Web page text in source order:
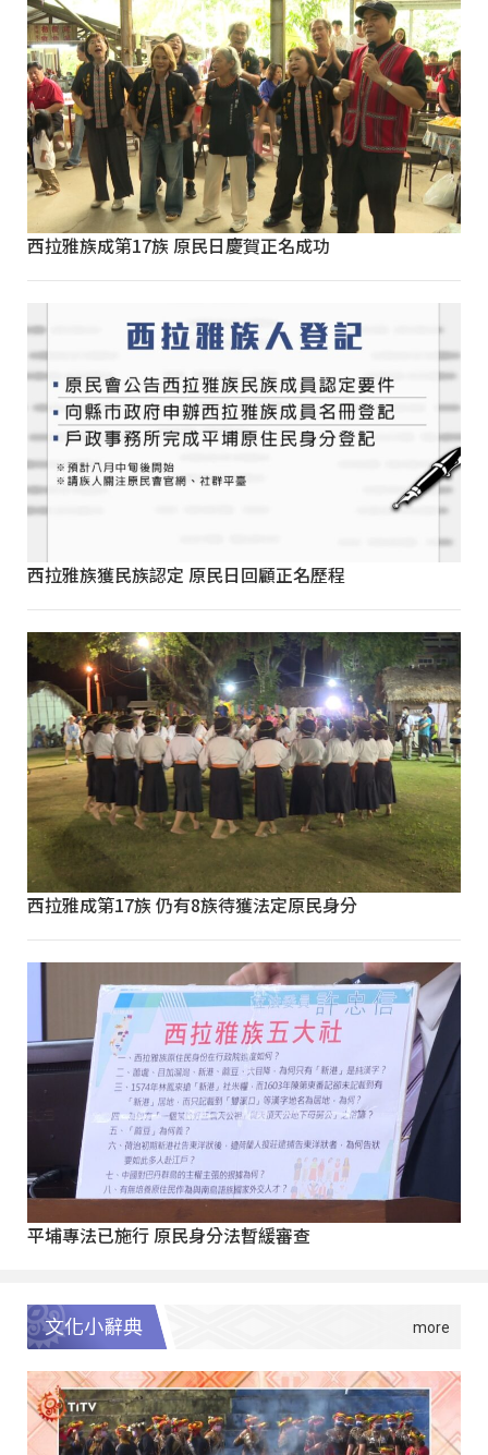
西拉雅族成第17族 原民日慶賀正名成功
西拉雅族獲民族認定 原民日回顧正名歷程
西拉雅成第17族 仍有8族待獲法定原民身分
平埔專法已施行 原民身分法暫緩審查
文化小辭典